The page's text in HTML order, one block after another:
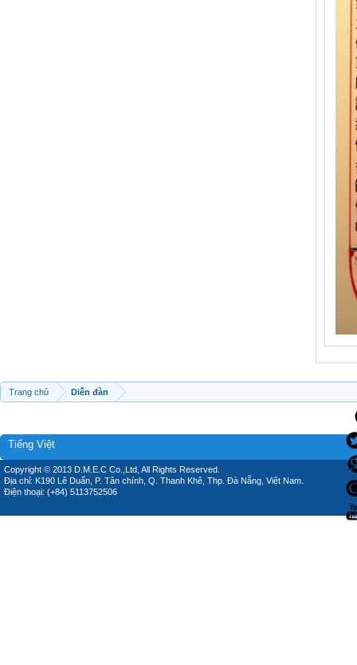
Trang chủ Diễn đàn
Tiếng Việt
Copyright © 2013 D.M.E.C Co.,Ltd, All Rights Reserved.
Địa chỉ: K190 Lê Duẩn, P. Tân chính, Q. Thanh Khê, Thp. Đà Nẵng, Việt Nam.
Điện thoại: (+84) 5113752506